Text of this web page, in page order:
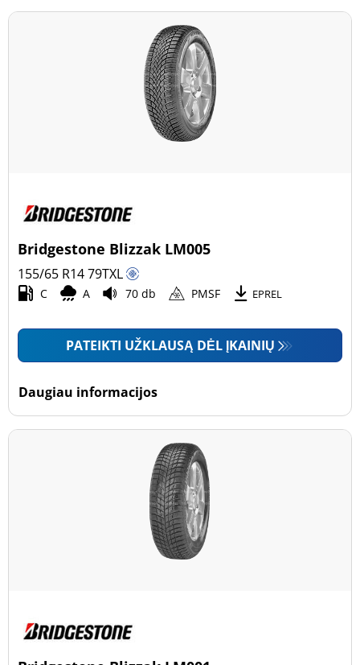
Bridgestone Blizzak LM005
155/65 R1479TXL
C A 70 db PMSF EPREL
PATEIKTI UŽKLAUSĄ DĖL ĮKAINIŲ
Daugiau informacijos